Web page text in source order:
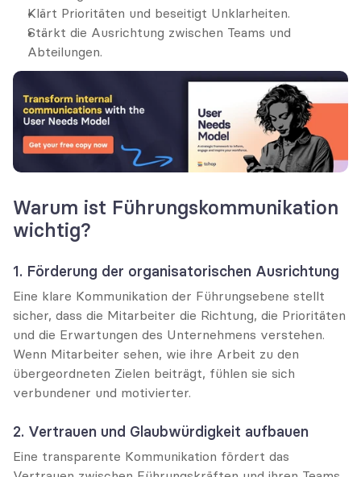
Klärt Prioritäten und beseitigt Unklarheiten.
Stärkt die Ausrichtung zwischen Teams und
Abteilungen.
Warum ist Führungskommunikation
wichtig?
1. Förderung der organisatorischen Ausrichtung
Eine klare Kommunikation der Führungsebene stellt
sicher, dass die Mitarbeiter die Richtung, die Prioritäten
und die Erwartungen des Unternehmens verstehen.
Wenn Mitarbeiter sehen, wie ihre Arbeit zu den
übergeordneten Zielen beiträgt, fühlen sie sich
verbundener und motivierter.
2. Vertrauen und Glaubwürdigkeit aufbauen
Eine transparente Kommunikation fördert das